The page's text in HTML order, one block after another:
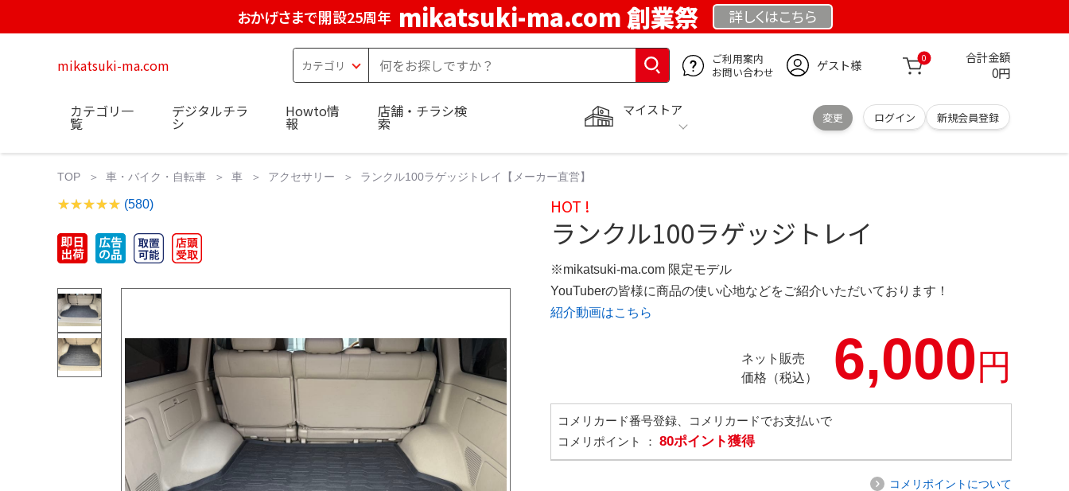
おかげさまで開設25周年 mikatsuki-ma.com 創業祭 詳しくはこちら
mikatsuki-ma.com
ご利用案内
お問い合わせ
ゲスト様 0 合計金額
0円
マイストア
変更 ログイン 新規会員登録
カテゴリ一
覧
デジタルチラ
シ
Howto情
報
店舗・チラシ検
索
TOP 車・バイク・自転車 車 アクセサリー ランクル100ラゲッジトレイ【メーカー直営】
(580) HOT !
ランクル100ラゲッジトレイ
※mikatsuki-ma.com 限定モデル
YouTuberの皆様に商品の使い心地などをご紹介いただいております！
紹介動画はこちら
ネット販売
価格（税込）
6,000円
コメリカード番号登録、コメリカードでお支払いで
コメリポイント ： 80ポイント獲得
コメリポイントについて